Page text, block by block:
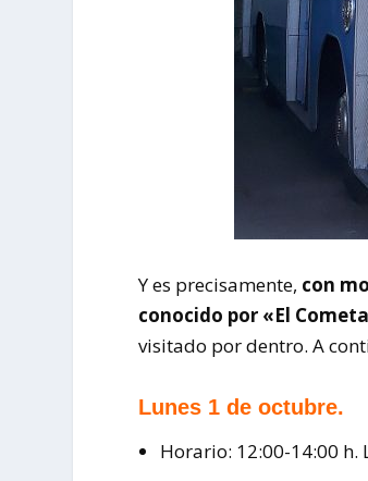
Y es precisamente, con
conocido por «El
visitado por dentro. A
Lunes 1 de octubre.
Horario: 12:00-14:00 h.